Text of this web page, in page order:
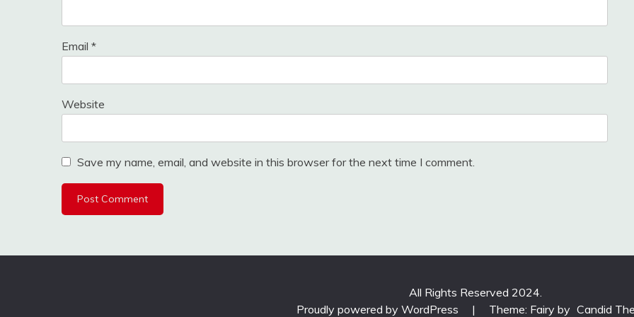
Email *
Website
Save my name, email, and website in this browser for the next time I comment.
All Rights Reserved 2024.
Proudly powered by WordPress
| Theme: Fairy by Candid